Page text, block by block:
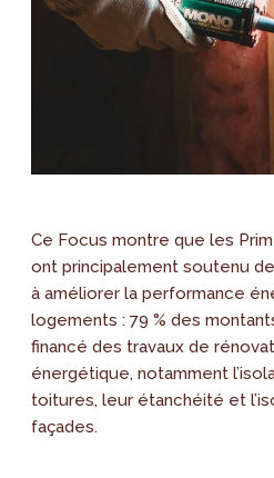
Ce Focus montre que les
ont principalement soutenu
à améliorer la performance
logements : 79 % des
financé des travaux de
énergétique, notamment
toitures, leur étanchéité et
façades.